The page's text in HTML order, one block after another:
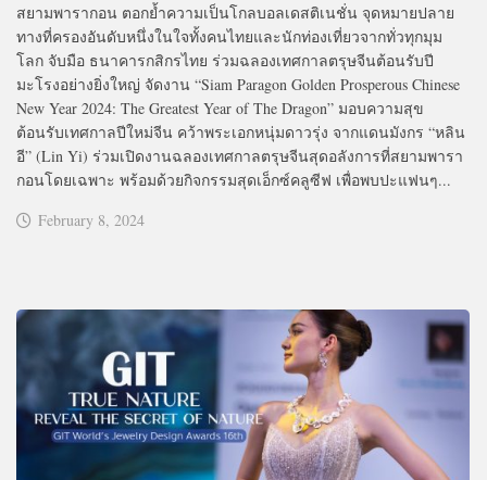
สยามพารากอน ตอกย้ำความเป็นโกลบอลเดสติเนชั่น จุดหมายปลาย
ทางที่ครองอันดับหนึ่งในใจทั้งคนไทยและนักท่องเที่ยวจากทั่วทุกมุม
โลก จับมือ ธนาคารกสิกรไทย ร่วมฉลองเทศกาลตรุษจีนต้อนรับปี
มะโรงอย่างยิ่งใหญ่ จัดงาน “Siam Paragon Golden Prosperous Chinese
New Year 2024: The Greatest Year of The Dragon” มอบความสุข
ต้อนรับเทศกาลปีใหม่จีน คว้าพระเอกหนุ่มดาวรุ่ง จากแดนมังกร “หลิน
อี” (Lin Yi) ร่วมเปิดงานฉลองเทศกาลตรุษจีนสุดอลังการที่สยามพารา
กอนโดยเฉพาะ พร้อมด้วยกิจกรรมสุดเอ็กซ์คลูซีฟ เพื่อพบปะแฟนๆ...
February 8, 2024